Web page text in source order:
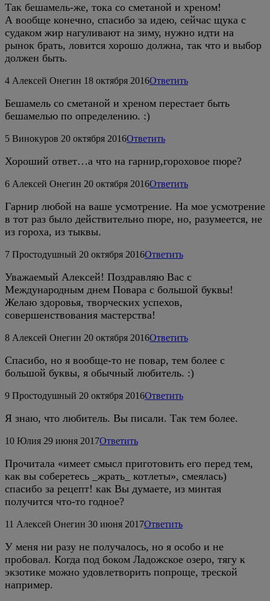
Так бешамель-же, тока со сметаной и хреном!
А вообще конечно, спасибо за идею, сейчас щука с
судаком жир нагуливают на зиму, нужно идти на
рынок брать, ловится хорошо должна, так что и выбор
должен быть.
4 Алексей Онегин 18 октября 2016Ответить
Бешамель со сметаной и хреном перестает быть
бешамелью по определению. :)
5 Винокуров 20 октября 2016Ответить
Хороший ответ…а что на гарнир,гороховое пюре?
6 Алексей Онегин 20 октября 2016Ответить
Гарнир любой на ваше усмотрение. На мое усмотрение
в тот раз было действительно пюре, но, разумеется, не
из гороха, из тыквы.
7 Простодушный 20 октября 2016Ответить
Уважаемый Алексей! Поздравляю Вас с
Международным днем Повара с большой буквы!
Желаю здоровья, творческих успехов,
совершенствования мастерства!
8 Алексей Онегин 20 октября 2016Ответить
Спасибо, но я вообще-то не повар, тем более с
большой буквы, я обычный любитель. :)
9 Простодушный 20 октября 2016Ответить
Я знаю, что любитель. Вы писали. Так тем более.
10 Юлия 29 июня 2017Ответить
Прочитала «имеет смысл приготовить его перед тем,
как вы соберетесь _жрать_ котлеты», смеялась)
спасибо за рецепт! как Вы думаете, из минтая
получится что-то годное?
11 Алексей Онегин 30 июня 2017Ответить
У меня ни разу не получалось, но я особо и не
пробовал. Когда под боком Ладожское озеро, тягу к
экзотике можно удовлетворить попроще, треской
например.